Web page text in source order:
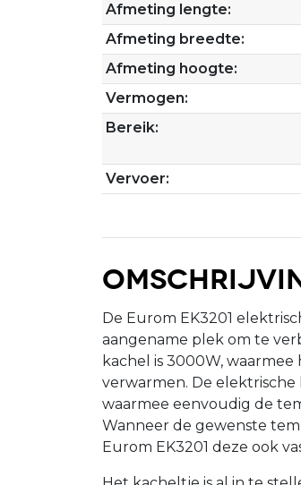
Afmeting lengte:
Afmeting breedte:
Afmeting hoogte:
Vermogen:
Bereik:
Vervoer:
De Eurom EK3201
aangename plek om te
kachel is 3000W,
verwarmen. De elektrische
waarmee eenvoudig de
Wanneer de gewenste
Eurom EK3201 deze ook